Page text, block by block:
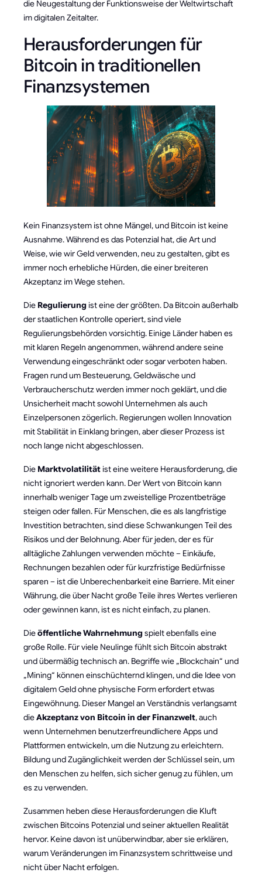
die Neugestaltung der Funktionsweise der Weltwirtschaft
im digitalen Zeitalter.
Herausforderungen für
Bitcoin in traditionellen
Finanzsystemen
Kein Finanzsystem ist ohne Mängel, und Bitcoin ist keine
Ausnahme. Während es das Potenzial hat, die Art und
Weise, wie wir Geld verwenden, neu zu gestalten, gibt es
immer noch erhebliche Hürden, die einer breiteren
Akzeptanz im Wege stehen.
Die Regulierungist eine der größten. Da Bitcoin außerhalb
der staatlichen Kontrolle operiert, sind viele
Regulierungsbehörden vorsichtig. Einige Länder haben es
mit klaren Regeln angenommen, während andere seine
Verwendung eingeschränkt oder sogar verboten haben.
Fragen rund um Besteuerung, Geldwäsche und
Verbraucherschutz werden immer noch geklärt, und die
Unsicherheit macht sowohl Unternehmen als auch
Einzelpersonen zögerlich. Regierungen wollen Innovation
mit Stabilität in Einklang bringen, aber dieser Prozess ist
noch lange nicht abgeschlossen.
Die Marktvolatilitätist eine weitere Herausforderung, die
nicht ignoriert werden kann. Der Wert von Bitcoin kann
innerhalb weniger Tage um zweistellige Prozentbeträge
steigen oder fallen. Für Menschen, die es als langfristige
Investition betrachten, sind diese Schwankungen Teil des
Risikos und der Belohnung. Aber für jeden, der es für
alltägliche Zahlungen verwenden möchte – Einkäufe,
Rechnungen bezahlen oder für kurzfristige Bedürfnisse
sparen – ist die Unberechenbarkeit eine Barriere. Mit einer
Währung, die über Nacht große Teile ihres Wertes verlieren
oder gewinnen kann, ist es nicht einfach, zu planen.
Dieöffentliche Wahrnehmungspielt ebenfalls eine
große Rolle. Für viele Neulinge fühlt sich Bitcoin abstrakt
und übermäßig technisch an. Begriffe wie „Blockchain“ und
„Mining“ können einschüchternd klingen, und die Idee von
digitalem Geld ohne physische Form erfordert etwas
Eingewöhnung. Dieser Mangel an Verständnis verlangsamt
dieAkzeptanz von Bitcoin in der Finanzwelt, auch
wenn Unternehmen benutzerfreundlichere Apps und
Plattformen entwickeln, um die Nutzung zu erleichtern.
Bildung und Zugänglichkeit werden der Schlüssel sein, um
den Menschen zu helfen, sich sicher genug zu fühlen, um
es zu verwenden.
Zusammen heben diese Herausforderungen die Kluft
zwischen Bitcoins Potenzial und seiner aktuellen Realität
hervor. Keine davon ist unüberwindbar, aber sie erklären,
warum Veränderungen im Finanzsystem schrittweise und
nicht über Nacht erfolgen.